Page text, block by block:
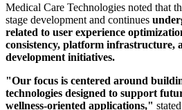
Medical Care Technologies noted that
stage development and continues
related to user experience
consistency, platform infrastructure,
development initiatives.
"Our focus is centered around
technologies designed to support
wellness-oriented applications,"